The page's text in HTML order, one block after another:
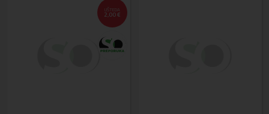
UŠTEDA
2,00 €